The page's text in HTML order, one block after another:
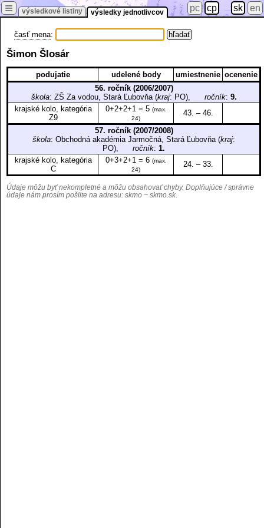
výsledkové listiny výsledky jednotlivcov
≡ pc cp sk en
časť mena:
Šimon Šlosár
podujatie udelené body umiestnenie ocenenie
56. ročník (2006/2007)
škola: ZŠ Za vodou, Stará Ľubovňa (kraj: PO), ročník: 9.
krajské kolo, kategória
Z9
0+2+2+1 = 5 (max.
24)
43. – 46.
57. ročník (2007/2008)
škola: Obchodná akadémia Jarmočná, Stará Ľubovňa (kraj:
PO), ročník: 1.
krajské kolo, kategória
C
0+3+2+1 = 6 (max.
24)
24. – 33.
Údaje môžu byť nekompletné a môžu obsahovať chyby. Doplňujúce / správne
údaje nám prosím pošlite na adresu: skmo ~ skmo.sk